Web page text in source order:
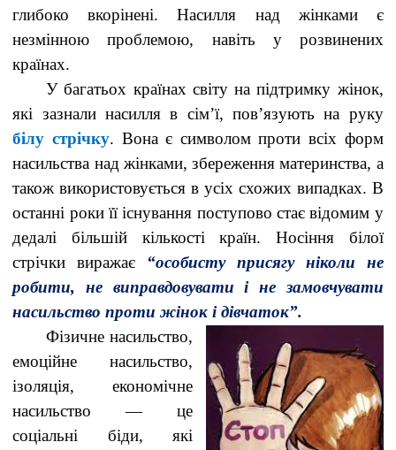
глибоко вкорінені. Насилля над жінками є
незмінною проблемою, навіть у розвинених
країнах.
У багатьох країнах світу на підтримку жінок,
які зазнали насилля в сім’ї, пов’язують на руку
білу стрічку. Вона є символом проти всіх форм
насильства над жінками, збереження материнства, а
також використовується в усіх схожих випадках. В
останні роки її існування поступово стає відомим у
дедалі більшій кількості країн. Носіння білої
стрічки виражає “особисту присягу ніколи не
робити, не виправдовувати і не замовчувати
насильство проти жінок і дівчаток”.
Фізичне насильство,
емоційне насильство,
ізоляція, економічне
насильство — це
соціальні біди, які